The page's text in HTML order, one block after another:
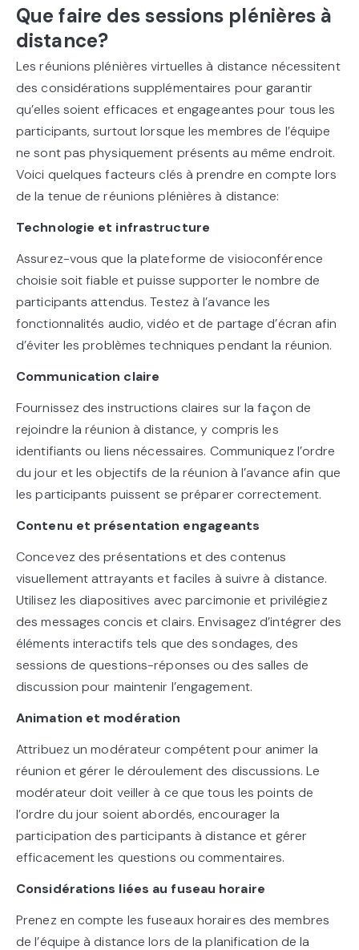
Que faire des sessions plénières à
distance?
Les réunions plénières virtuelles à distance nécessitent
des considérations supplémentaires pour garantir
qu’elles soient efficaces et engageantes pour tous les
participants, surtout lorsque les membres de l’équipe
ne sont pas physiquement présents au même endroit.
Voici quelques facteurs clés à prendre en compte lors
de la tenue de réunions plénières à distance:
Technologie et infrastructure
Assurez-vous que la plateforme de visioconférence
choisie soit fiable et puisse supporter le nombre de
participants attendus. Testez à l’avance les
fonctionnalités audio, vidéo et de partage d’écran afin
d’éviter les problèmes techniques pendant la réunion.
Communication claire
Fournissez des instructions claires sur la façon de
rejoindre la réunion à distance, y compris les
identifiants ou liens nécessaires. Communiquez l’ordre
du jour et les objectifs de la réunion à l’avance afin que
les participants puissent se préparer correctement.
Contenu et présentation engageants
Concevez des présentations et des contenus
visuellement attrayants et faciles à suivre à distance.
Utilisez les diapositives avec parcimonie et privilégiez
des messages concis et clairs. Envisagez d’intégrer des
éléments interactifs tels que des sondages, des
sessions de questions-réponses ou des salles de
discussion pour maintenir l’engagement.
Animation et modération
Attribuez un modérateur compétent pour animer la
réunion et gérer le déroulement des discussions. Le
modérateur doit veiller à ce que tous les points de
l’ordre du jour soient abordés, encourager la
participation des participants à distance et gérer
efficacement les questions ou commentaires.
Considérations liées au fuseau horaire
Prenez en compte les fuseaux horaires des membres
de l’équipe à distance lors de la planification de la